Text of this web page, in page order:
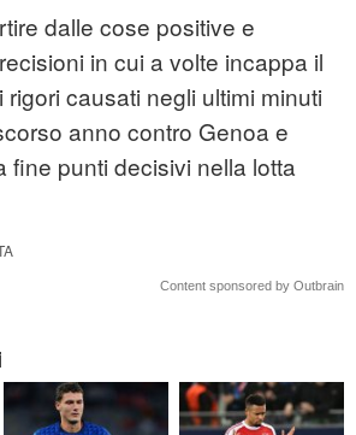
dalle cose positive e
in cui a volte incappa il
causati negli ultimi minuti
anno contro Genoa e
fine punti decisivi nella lotta
Content sponsored by Outbrain